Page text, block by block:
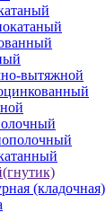
вытяжной
(кладочная)